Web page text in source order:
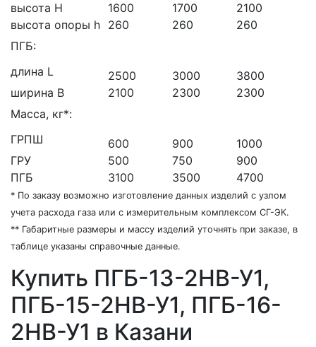
высота H
1600 1700
2100
высота опоры h 260 260
260
ПГБ:
2500 3000 3800
длина L
ширина B
2100 2300
2300
Масса, кг*:
600 900 1000
ГРПШ
ГРУ
500 750
900
ПГБ
3100 3500 4700
* По заказу возможно изготовление данных изделий с узлом
учета расхода газа или с измерительным комплексом СГ-ЭК.
** Габаритные размеры и массу изделий уточнять при заказе, в
таблице указаны справочные данные.
Купить ПГБ-13-2НВ-У1,
ПГБ-15-2НВ-У1, ПГБ-16-
2НВ-У1 в Казани